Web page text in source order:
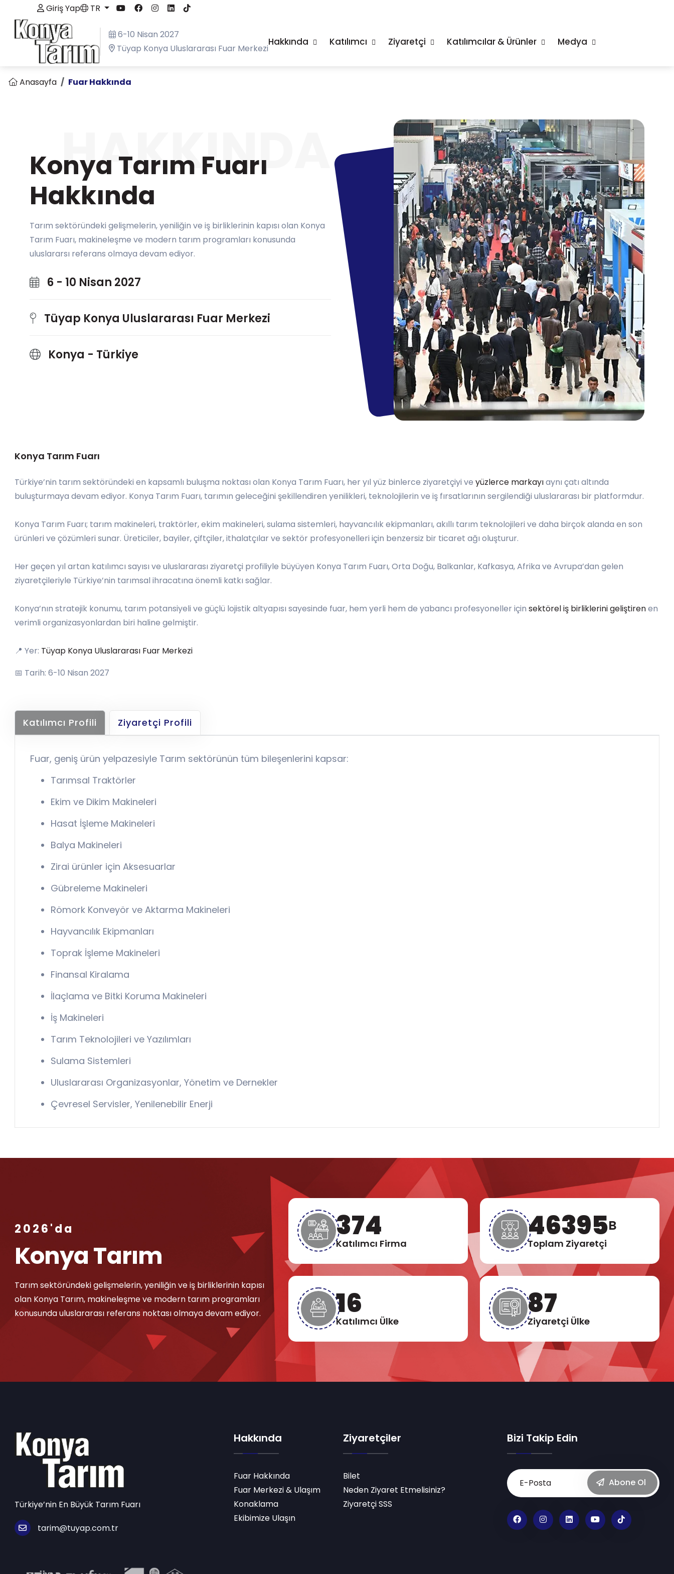
Giriş Yap TR
6-10 Nisan 2027
Tüyap Konya Uluslararası Fuar Merkezi
Hakkında Katılımcı Ziyaretçi Katılımcılar & Ürünler Medya
Anasayfa Fuar Hakkında
Konya Tarım Fuarı
Hakkında
HAKKINDA
Tarım sektöründeki gelişmelerin, yeniliğin ve iş birliklerinin kapısı olan Konya
Tarım Fuarı, makineleşme ve modern tarım programları konusunda
uluslararsı referans olmaya devam ediyor.
6 - 10 Nisan 2027
Tüyap Konya Uluslararası Fuar Merkezi
Konya - Türkiye
Konya Tarım Fuarı
Türkiye’nin tarım sektöründeki en kapsamlı buluşma noktası olan Konya Tarım Fuarı, her yıl yüz binlerce ziyaretçiyi ve yüzlerce markayıaynı çatı altında
buluşturmaya devam ediyor. Konya Tarım Fuarı, tarımın geleceğini şekillendiren yenilikleri, teknolojilerin ve iş fırsatlarının sergilendiği uluslararası bir platformdur.
Konya Tarım Fuarı; tarım makineleri, traktörler, ekim makineleri, sulama sistemleri, hayvancılık ekipmanları, akıllı tarım teknolojileri ve daha birçok alanda en son
ürünleri ve çözümleri sunar. Üreticiler, bayiler, çiftçiler, ithalatçılar ve sektör profesyonelleri için benzersiz bir ticaret ağı oluşturur.
Her geçen yıl artan katılımcı sayısı ve uluslararası ziyaretçi profiliyle büyüyen Konya Tarım Fuarı, Orta Doğu, Balkanlar, Kafkasya, Afrika ve Avrupa’dan gelen
ziyaretçileriyle Türkiye’nin tarımsal ihracatına önemli katkı sağlar.
Konya’nın stratejik konumu, tarım potansiyeli ve güçlü lojistik altyapısı sayesinde fuar, hem yerli hem de yabancı profesyoneller için sektörel iş birliklerini geliştirenen
verimli organizasyonlardan biri haline gelmiştir.
📍 Yer: Tüyap Konya Uluslararası Fuar Merkezi
📅 Tarih: 6-10 Nisan 2027
Katılımcı Profili Ziyaretçi Profili
Fuar, geniş ürün yelpazesiyle Tarım sektörünün tüm bileşenlerini kapsar:
Tarımsal Traktörler
Ekim ve Dikim Makineleri
Hasat İşleme Makineleri
Balya Makineleri
Zirai ürünler için Aksesuarlar
Gübreleme Makineleri
Römork Konveyör ve Aktarma Makineleri
Hayvancılık Ekipmanları
Toprak İşleme Makineleri
Finansal Kiralama
İlaçlama ve Bitki Koruma Makineleri
İş Makineleri
Tarım Teknolojileri ve Yazılımları
Sulama Sistemleri
Uluslararası Organizasyonlar, Yönetim ve Dernekler
Çevresel Servisler, Yenilenebilir Enerji
2026'da
Konya Tarım
Tarım sektöründeki gelişmelerin, yeniliğin ve iş birliklerinin kapısı
olan Konya Tarım, makineleşme ve modern tarım programları
konusunda uluslararası referans noktası olmaya devam ediyor.
431
Katılımcı Firma
53533B
Toplam Ziyaretçi
18
Katılımcı Ülke
100
Ziyaretçi Ülke
Türkiye’nin En Büyük Tarım Fuarı
tarim@tuyap.com.tr
Hakkında
Fuar Hakkında
Fuar Merkezi & Ulaşım
Konaklama
Ekibimize Ulaşın
Ziyaretçiler
Bilet
Neden Ziyaret Etmelisiniz?
Ziyaretçi SSS
Bizi Takip Edin
Abone Ol